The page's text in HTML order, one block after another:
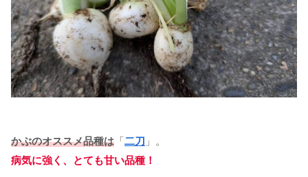
かぶのオススメ品種は 「二刀 」。
病気に強く、とても甘い品種！